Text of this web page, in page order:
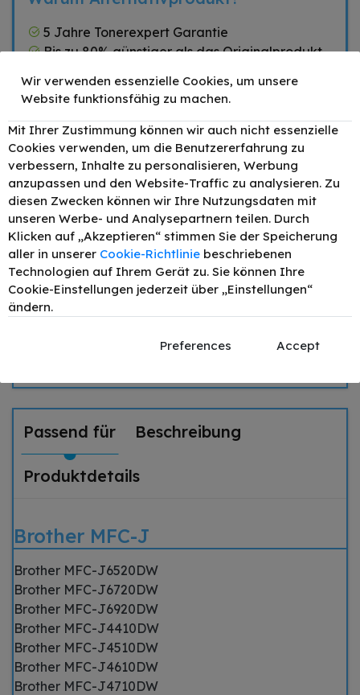
5 Jahre Tonerexpert Garantie
Bis zu 80% günstiger als das Originalprodukt
ISO14001
Hohe Druckqualität nach ISO9001
Zubehör
TONEX alternativ für
Brother LC127XLBK
Tinte Schwarz bis zu
1400 Seiten
12,90 € – +
TONEX alternativ für
Brother LC125XLM
Tinte Magenta bis zu
1400 Seiten
7,90 € – +
7,90 € +
Passend für Beschreibung
Produktdetails
Brother MFC-J
Brother MFC-J6520DW
Brother MFC-J6720DW
Brother MFC-J6920DW
Brother MFC-J4410DW
Brother MFC-J4510DW
Brother MFC-J4610DW
Brother MFC-J4710DW
Wir verwenden essenzielle Cookies, um unsere
Website funktionsfähig zu machen.
Mit Ihrer Zustimmung können wir auch nicht essenzielle
Cookies verwenden, um die Benutzererfahrung zu
verbessern, Inhalte zu personalisieren, Werbung
anzupassen und den Website-Traffic zu analysieren. Zu
diesen Zwecken können wir Ihre Nutzungsdaten mit
unseren Werbe- und Analysepartnern teilen. Durch
Klicken auf „Akzeptieren“ stimmen Sie der Speicherung
aller in unserer Cookie-Richtlinie beschriebenen
Technologien auf Ihrem Gerät zu. Sie können Ihre
Cookie-Einstellungen jederzeit über „Einstellungen“
ändern.
Preferences Accept